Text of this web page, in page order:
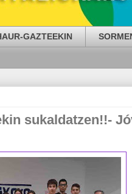
GAZTEEKIN
sukaldatzen!!-